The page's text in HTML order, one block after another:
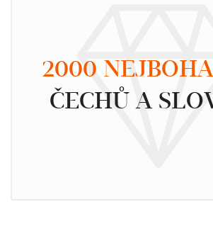
2000
ČECHŮ A